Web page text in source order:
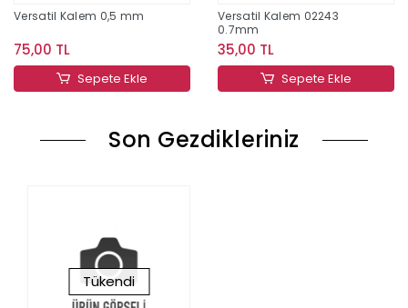
Versatil Kalem 0,5 mm
75,00 TL
Sepete Ekle
Versatil Kalem 02243
0.7mm
35,00 TL
Sepete Ekle
Son Gezdikleriniz
Tükendi